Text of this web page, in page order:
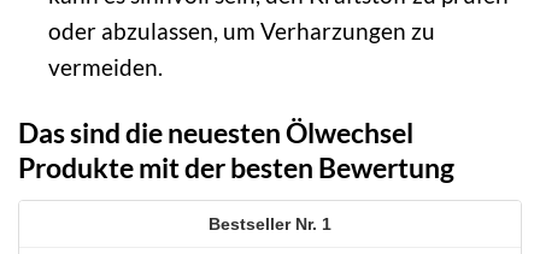
oder abzulassen, um Verharzungen zu
vermeiden.
Das sind die neuesten Ölwechsel
Produkte mit der besten Bewertung
1